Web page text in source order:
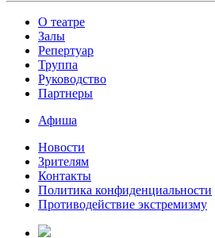
О театре
Залы
Репертуар
Труппа
Руководство
Партнеры
Афиша
Новости
Зрителям
Контакты
Политика конфиденциальности
Противодействие экстремизму